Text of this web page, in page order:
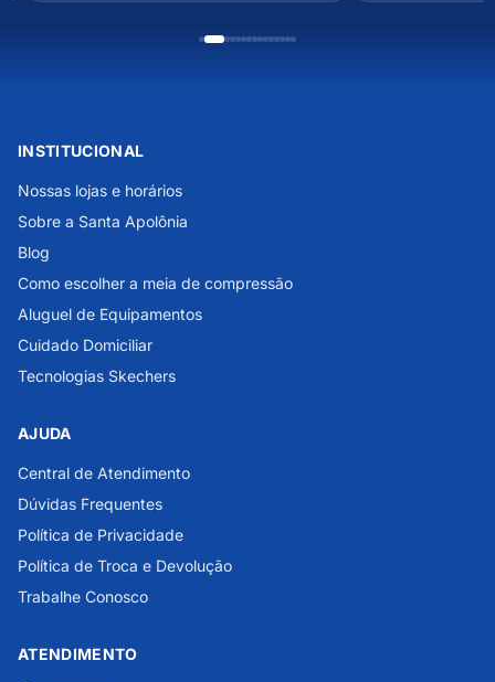
INSTITUCIONAL
Nossas lojas e horários
Sobre a Santa Apolônia
Blog
Como escolher a meia de compressão
Aluguel de Equipamentos
Cuidado Domiciliar
Tecnologias Skechers
AJUDA
Central de Atendimento
Dúvidas Frequentes
Política de Privacidade
Política de Troca e Devolução
Trabalhe Conosco
ATENDIMENTO